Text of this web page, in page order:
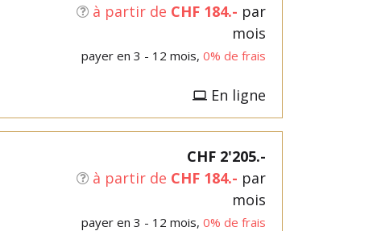
à partir de CHF 184.- par
mois
payer en 3 - 12 mois, 0% de frais
En ligne
CHF 2'205.-
à partir de CHF 184.- par
mois
payer en 3 - 12 mois, 0% de frais